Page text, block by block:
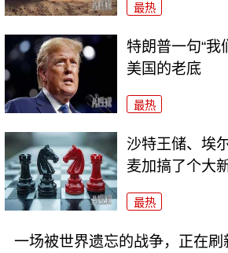
最热
特朗普一句“我
美国的老底
最热
沙特王储、埃
麦加搞了个大
最热
一场被世界遗忘的战争，正在刷